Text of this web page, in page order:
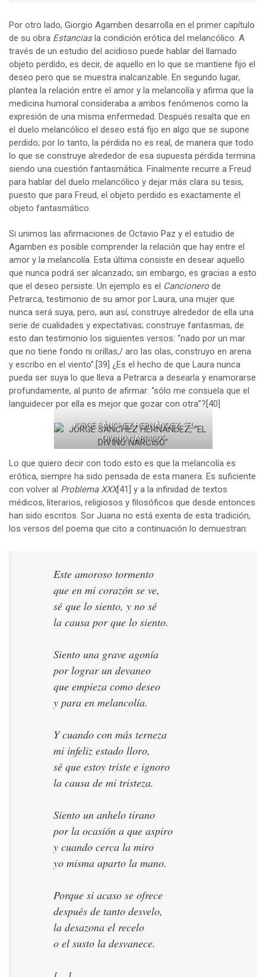
Por otro lado, Giorgio Agamben desarrolla en el primer capítulo
de su obra Estanciasla condición erótica del melancólico. A
través de un estudio del acidioso puede hablar del llamado
objeto perdido, es decir, de aquello en lo que se mantiene fijo el
deseo pero que se muestra inalcanzable. En segundo lugar,
plantea la relación entre el amor y la melancolía y afirma que la
medicina humoral consideraba a ambos fenómenos como la
expresión de una misma enfermedad. Después resalta que en
el duelo melancólico el deseo está fijo en algo que se supone
perdido; por lo tanto, la pérdida no es real, de manera que todo
lo que se construye alrededor de esa supuesta pérdida termina
siendo una cuestión fantasmática. Finalmente recurre a Freud
para hablar del duelo melancólico y dejar más clara su tesis,
puesto que para Freud, el objeto perdido es exactamente el
objeto fantasmático.
Si unimos las afirmaciones de Octavio Paz y el estudio de
Agamben es posible comprender la relación que hay entre el
amor y la melancolía. Esta última consiste en desear aquello
que nunca podrá ser alcanzado; sin embargo, es gracias a esto
que el deseo persiste. Un ejemplo es el Cancionero de
Petrarca, testimonio de su amor por Laura, una mujer que
nunca será suya, pero, aun así, construye alrededor de ella una
serie de cualidades y expectativas; construye fantasmas, de
esto dan testimonio los siguientes versos: “nado por un mar
que no tiene fondo ni orillas,/ aro las olas, construyo en arena
y escribo en el viento”.[39] ¿Es el hecho de que Laura nunca
pueda ser suya lo que lleva a Petrarca a desearla y enamorarse
profundamente, al punto de afirmar: “sólo me consuela que el
languidecer por ella es mejor que gozar con otra”?[40]
JORGE SÁNCHEZ HERNÁNDEZ, “EL
DIVINO NARCISO”
Lo que quiero decir con todo esto es que la melancolía es
erótica, siempre ha sido pensada de esta manera. Es suficiente
con volver al Problema XXX[41] y a la infinidad de textos
médicos, literarios, religiosos y filosóficos que desde entonces
han sido escritos. Sor Juana no está exenta de esta tradición,
los versos del poema que cito a continuación lo demuestran:
Este amoroso tormento
que en mi corazón se ve,
sé que lo siento, y no sé
la causa por que lo siento.
Siento una grave agonía
por lograr un devaneo
que empieza como deseo
y para en melancolía.
Y cuando con más terneza
mi infeliz estado lloro,
sé que estoy triste e ignoro
la causa de mi tristeza.
Siento un anhelo tirano
por la ocasión a que aspiro
y cuando cerca la miro
yo misma aparto la mano.
Porque si acaso se ofrece
después de tanto desvelo,
la desazona el recelo
o el susto la desvanece.